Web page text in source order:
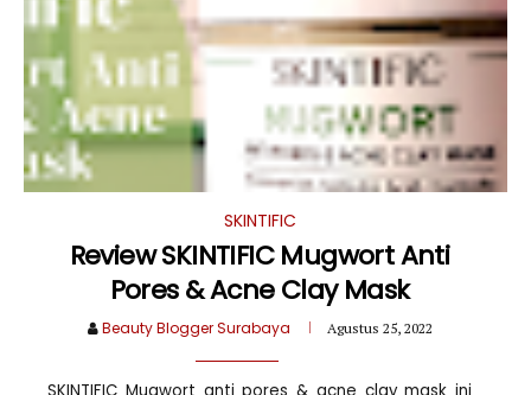
SKINTIFIC
Review SKINTIFIC Mugwort Anti
Pores & Acne Clay Mask
Beauty Blogger Surabaya Agustus 25, 2022